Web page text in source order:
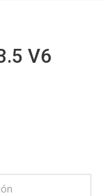
V6